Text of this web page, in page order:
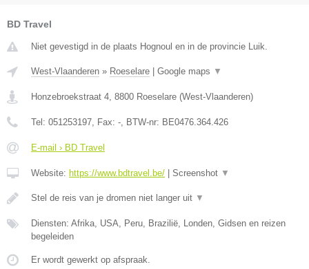
BD Travel
Niet gevestigd in de plaats Hognoul en in de provincie Luik.
West-Vlaanderen » Roeselare Google maps ▼
Honzebroekstraat 4, 8800 Roeselare (West-Vlaanderen)
Tel: 051253197, Fax: -, BTW-nr: BE0476.364.426
E-mail › BD Travel
Website: https://www.bdtravel.be/ Screenshot ▼
Stel de reis van je dromen niet langer uit ▼
Diensten: Afrika, USA, Peru, Brazilië, Londen, Gidsen en reizen
begeleiden
Er wordt gewerkt op afspraak.